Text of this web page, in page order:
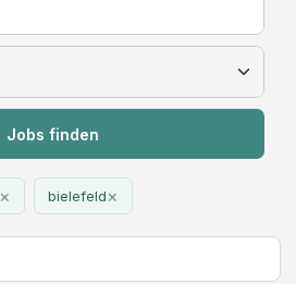
Jobs finden
× bielefeld×